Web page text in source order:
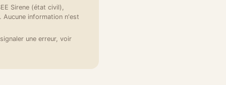
Sirene (état civil),
Aucune information n'est
une erreur, voir